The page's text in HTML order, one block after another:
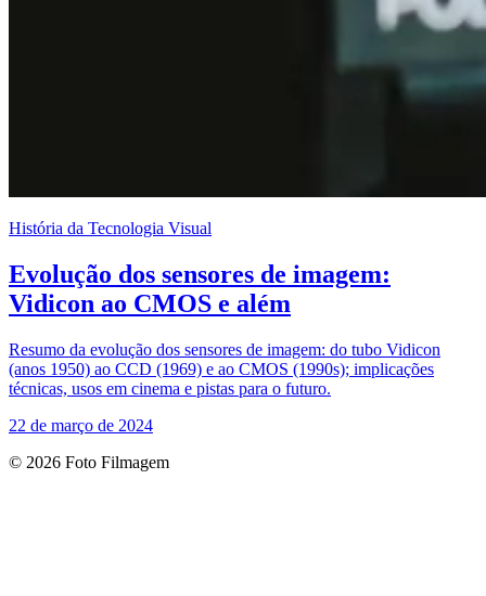
História da Tecnologia Visual
Evolução dos sensores de imagem:
Vidicon ao CMOS e além
Resumo da evolução dos sensores de imagem: do tubo Vidicon
(anos 1950) ao CCD (1969) e ao CMOS (1990s); implicações
técnicas, usos em cinema e pistas para o futuro.
22 de março de 2024
© 2026 Foto Filmagem